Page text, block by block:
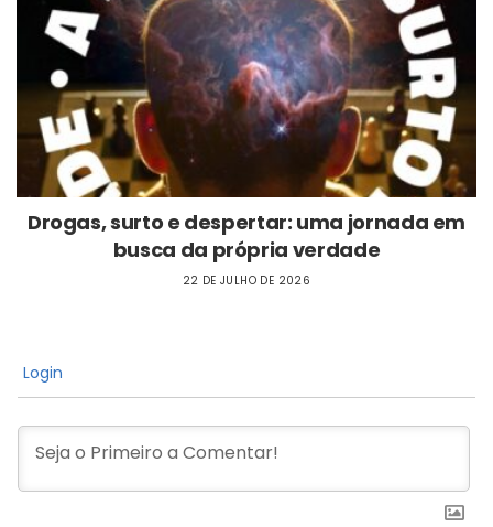
Drogas, surto e despertar: uma jornada em
busca da própria verdade
22 DE JULHO DE 2026
Login